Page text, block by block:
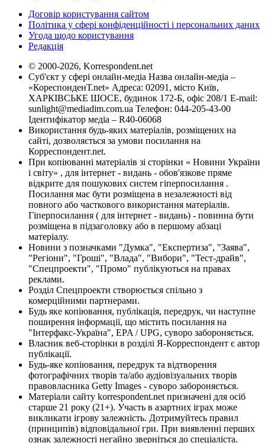
Договір користування сайтом
Політика у сфері конфіденційності і персональних даних
Угода щодо користування
Редакція
© 2000-2026, Korrespondent.net
Суб'єкт у сфері онлайн-медіа Назва онлайн-медіа –
«КореспонденТ.net» Адреса: 02091, місто Київ,
ХАРКІВСЬКЕ ШОСЕ, будинок 172-Б, офіс 208/1 E-mail:
sunlight@mediadim.com.ua Телефон: 044-205-43-00
Ідентифікатор медіа – R40-06068
Використання будь-яких матеріалів, розміщених на
сайті, дозволяється за умови посилання на
Корреспондент.net.
При копіюванні матеріалів зі сторінки « Новини України
і світу» , для інтернет - видань - обов'язкове пряме
відкрите для пошукових систем гіперпосилання .
Посилання має бути розміщена в незалежності від
повного або часткового використання матеріалів.
Гіперпосилання ( для інтернет - видань) - повинна бути
розміщена в підзаголовку або в першому абзаці
матеріалу.
Новини з позначками "Думка", "Експертиза", "Заява",
"Регіони", "Гроші", "Влада", "Вибори", "Тест-драйв",
"Спецпроекти", "Промо" публікуються на правах
реклами.
Розділ Спецпроекти створюється спільно з
комерційними партнерами.
Будь яке копіювання, публікація, передрук, чи наступне
поширення інформації, що містить посилання на
"Інтерфакс-Україна", EPA / UPG, суворо забороняється.
Власник веб-сторінки в розділі Я-Корреспондент є автор
публікації.
Будь-яке копіювання, передрук та відтворення
фотографічних творів та/або аудіовізуальних творів
правовласника Getty Images - суворо забороняється.
Матеріали сайту korrespondent.net призначені для осіб
старше 21 року (21+). Участь в азартних іграх може
викликати ігрову залежність. Дотримуйтесь правил
(принципів) відповідальної гри. При виявленні перших
ознак залежності негайно зверніться до спеціаліста.